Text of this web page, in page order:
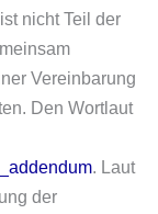
nicht Teil der
Vereinbarung
Den Wortlaut
. Laut
der